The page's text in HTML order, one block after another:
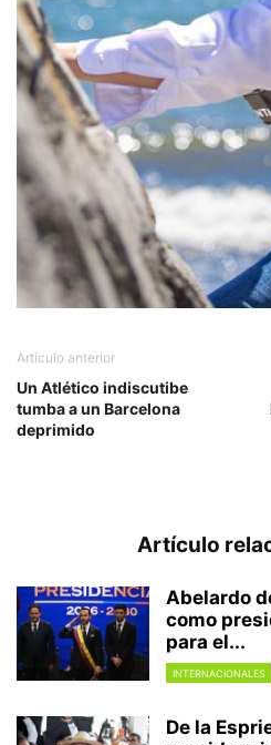
Artículo anterior
Un Atlético indiscutibe
tumba a un Barcelona
deprimido
Artículo
Abelardo
como
para el...
INTERNACIONALES
De la